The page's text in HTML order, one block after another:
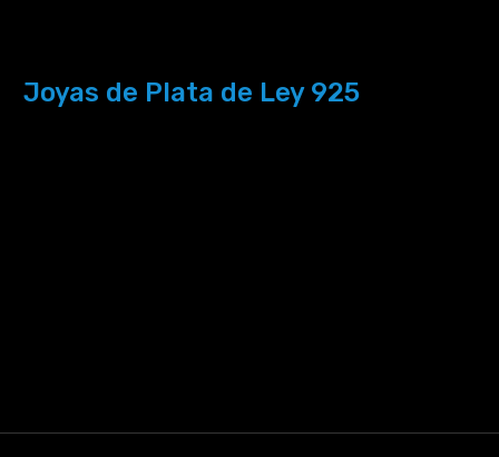
Joyas de Plata de Ley 925